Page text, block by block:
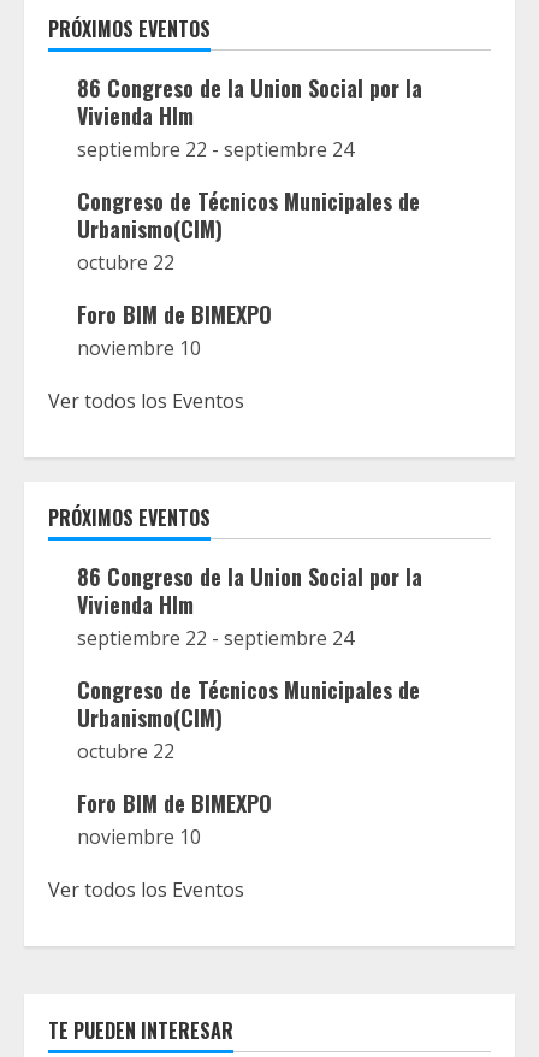
PRÓXIMOS EVENTOS
86 Congreso de la Union Social por la
Vivienda Hlm
septiembre 22 - septiembre 24
Congreso de Técnicos Municipales de
Urbanismo(CIM)
octubre 22
Foro BIM de BIMEXPO
noviembre 10
Ver todos los Eventos
PRÓXIMOS EVENTOS
86 Congreso de la Union Social por la
Vivienda Hlm
septiembre 22 - septiembre 24
Congreso de Técnicos Municipales de
Urbanismo(CIM)
octubre 22
Foro BIM de BIMEXPO
noviembre 10
Ver todos los Eventos
TE PUEDEN INTERESAR